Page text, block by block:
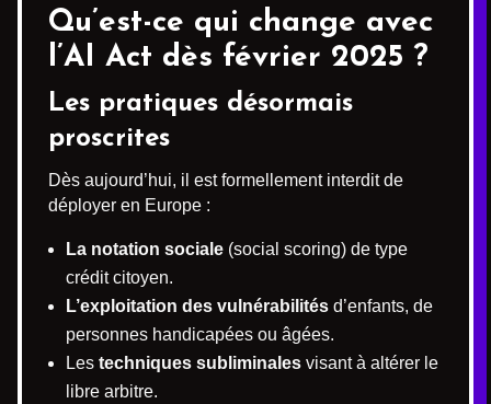
Qu’est-ce qui change avec
l’AI Act dès février 2025 ?
Les pratiques désormais
proscrites
Dès aujourd’hui, il est formellement interdit de
déployer en Europe :
La notation sociale (social scoring) de type
crédit citoyen.
L’exploitation des vulnérabilités d’enfants, de
personnes handicapées ou âgées.
Les techniques subliminales visant à altérer le
libre arbitre.